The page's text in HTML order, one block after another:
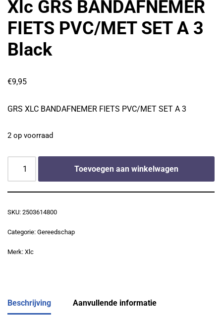
Xlc GRS BANDAFNEMER
FIETS PVC/MET SET A 3
Black
€9,95
GRS XLC BANDAFNEMER FIETS PVC/MET SET A 3
2 op voorraad
Toevoegen aan winkelwagen
SKU: 2503614800
Categorie: Gereedschap
Merk: Xlc
Beschrijving Aanvullende informatie